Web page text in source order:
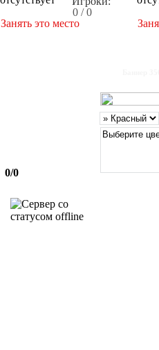
0 / 0
Занять это место
0/0